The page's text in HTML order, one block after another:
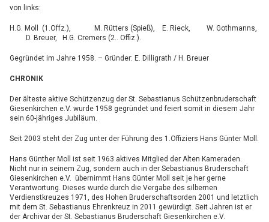
von links:
H.G. Moll (1.Offz.), M. Rütters (Spieß), E. Rieck, W. Gothmanns,
D. Breuer, H.G. Cremers (2.. Offiz.).
Gegründet im Jahre 1958. – Gründer: E. Dilligrath / H. Breuer
CHRONIK
Der älteste aktive Schützenzug der St. Sebastianus Schützenbruderschaft
Giesenkirchen e.V. wurde 1958 gegründet und feiert somit in diesem Jahr
sein 60-jähriges Jubiläum.
Seit 2003 steht der Zug unter der Führung des 1.Offiziers Hans Günter Moll.
Hans Günther Moll ist seit 1963 aktives Mitglied der Alten Kameraden.
Nicht nur in seinem Zug, sondern auch in der Sebastianus Bruderschaft
Giesenkirchen e.V. übernimmt Hans Günter Moll seit je her gerne
Verantwortung. Dieses wurde durch die Vergabe des silbernen
Verdienstkreuzes 1971, des Hohen Bruderschaftsorden 2001 und letztlich
mit dem St. Sebastianus Ehrenkreuz in 2011 gewürdigt. Seit Jahren ist er
der Archivar der St. Sebastianus Bruderschaft Giesenkirchen e.V.